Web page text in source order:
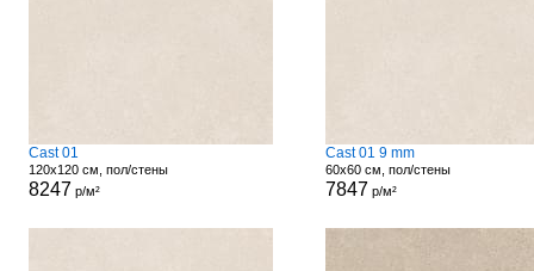
Cast 01
120x120 см, пол/стены
8247 р/м²
Cast 01 9 mm
60x60 см, пол/стены
7847 р/м²